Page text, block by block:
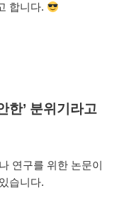
합니다.
한’ 분위기라고
연구를 위한 논문이
습니다.